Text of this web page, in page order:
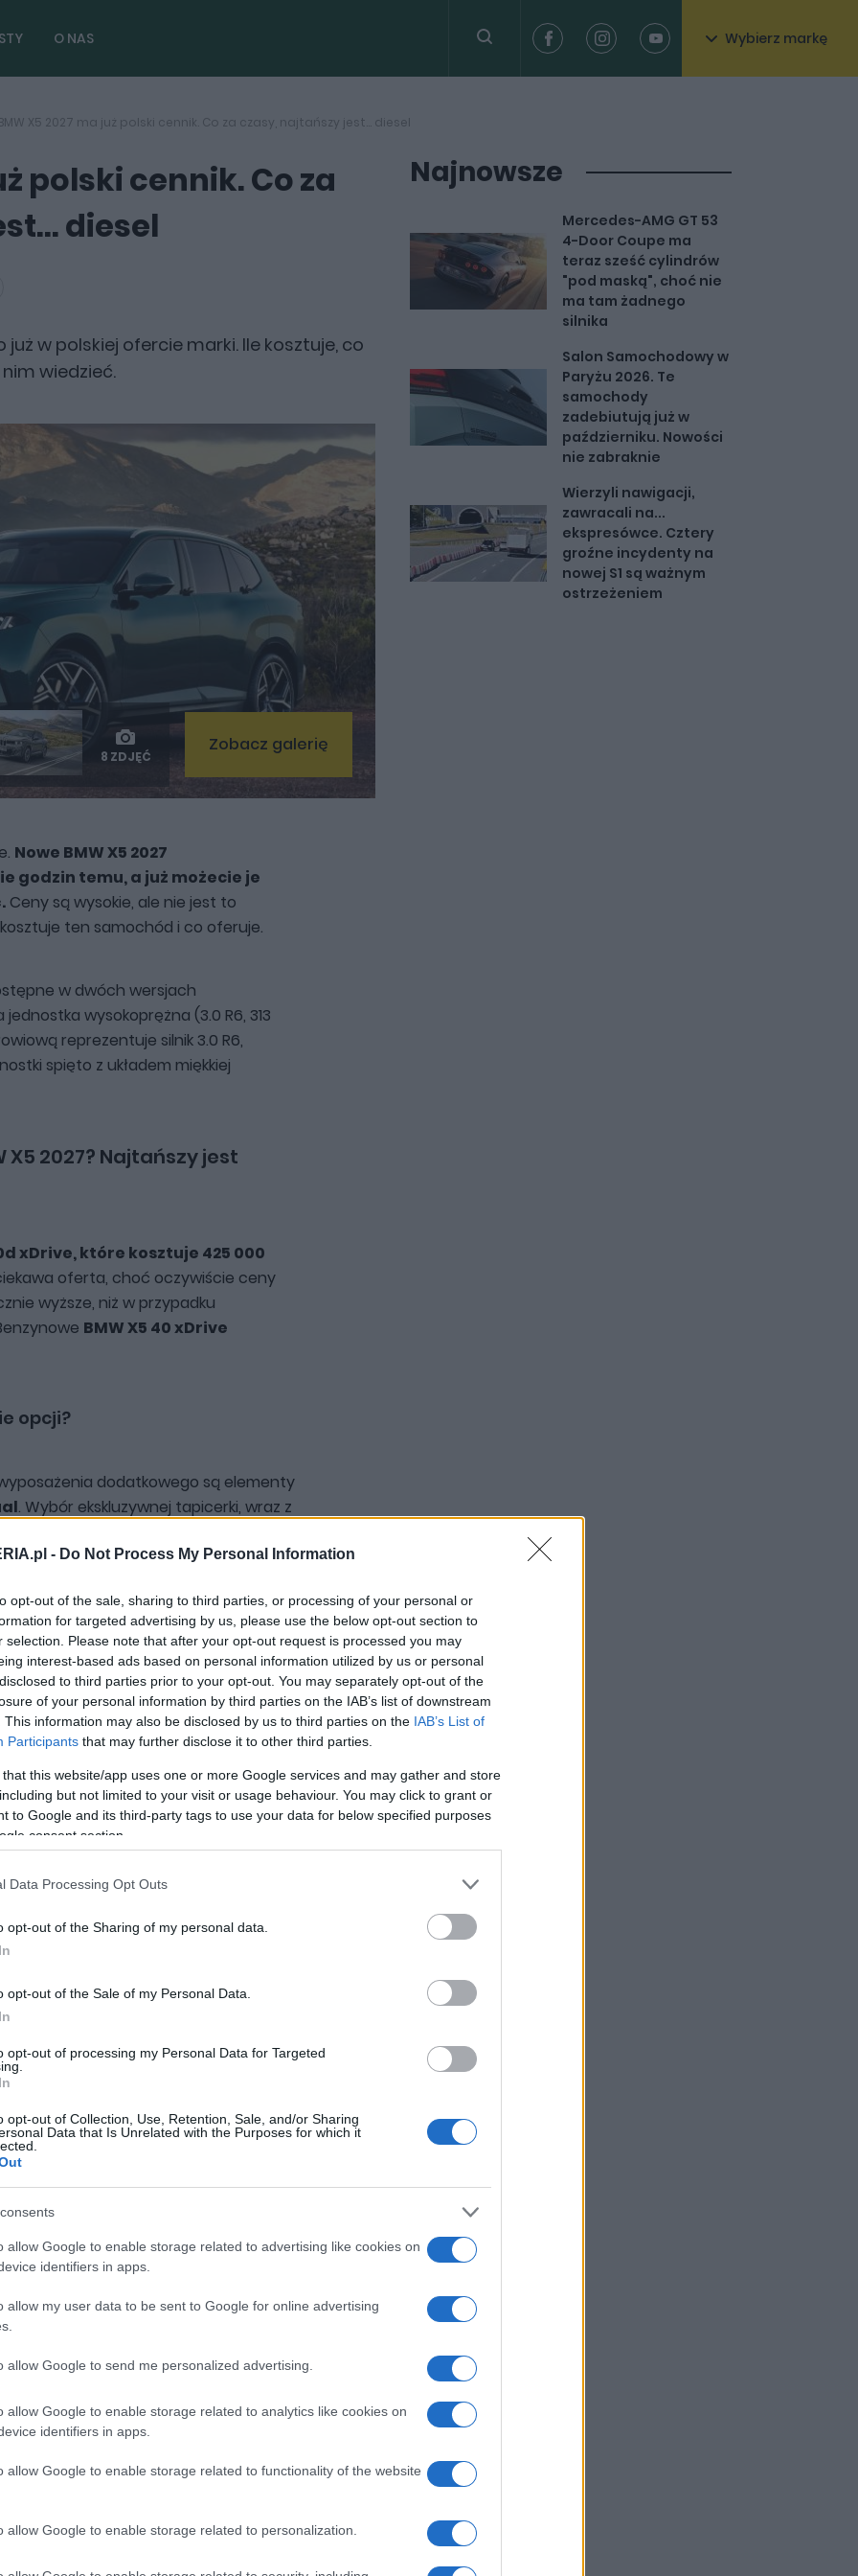
- Do Not Process My Personal Information
opt-out of the sale, sharing to third parties, or processing of your personal or
for targeted advertising by us, please use the below opt-out section to
selection. Please note that after your opt-out request is processed you may
interest-based ads based on personal information utilized by us or personal
to third parties prior to your opt-out. You may separately opt-out of the
of your personal information by third parties on the IAB’s list of downstream
This information may also be disclosed by us to third parties on the IAB’s List of
Participants that may further disclose it to other third parties.
that this website/app uses one or more Google services and may gather and store
but not limited to your visit or usage behaviour. You may click to grant or
to Google and its third-party tags to use your data for below specified purposes
consent section.
Data Processing Opt Outs
opt-out of the Sharing of my personal data.
opt-out of the Sale of my Personal Data.
opt-out of processing my Personal Data for Targeted
opt-out of Collection, Use, Retention, Sale, and/or Sharing
Data that Is Unrelated with the Purposes for which it
allow Google to enable storage related to advertising like cookies on
identifiers in apps.
allow my user data to be sent to Google for online advertising
allow Google to send me personalized advertising.
allow Google to enable storage related to analytics like cookies on
identifiers in apps.
allow Google to enable storage related to functionality of the website
allow Google to enable storage related to personalization.
O NAS Wybierz markę
X5 2027 ma już polski cennik. Co za czasy, najtańszy jest... diesel
polski cennik. Co za
diesel
już w polskiej ofercie marki. Ile kosztuje, co
wiedzieć.
8 ZDJĘĆ
Zobacz galerię
Nowe BMW X5 2027
godzin temu, a już możecie je
Ceny są wysokie, ale nie jest to
ten samochód i co oferuje.
w dwóch wersjach
wysokoprężna (3.0 R6, 313
reprezentuje silnik 3.0 R6,
spięto z układem miękkiej
X5 2027? Najtańszy jest
xDrive, które kosztuje 425 000
oferta, choć oczywiście ceny
wyższe, niż w przypadku
BMW X5 40 xDrive
opcji?
dodatkowego są elementy
. Wybór ekskluzywnej tapicerki, wraz z
wydatek przekraczający
się na pakiet sportowy M, który
znalazło się także adaptacyjne
skrętną tylną osią, wycenione na
kół trzeba dopłacić 13 700 zł, a lakiery
funkcjami wentylacji i masażu za
pozycja w tym
przykład za ekran dla pasażera
kosztuje 6 400 zł
i otwierane elektrycznie, wymagają
czterostrefowa klimatyzacja
zł
Najnowsze
Mercedes-AMG GT 53
4-Door Coupe ma
teraz sześć cylindrów
"pod maską", choć nie
ma tam żadnego
silnika
Salon Samochodowy w
Paryżu 2026. Te
samochody
zadebiutują już w
październiku. Nowości
nie zabraknie
Wierzyli nawigacji,
zawracali na...
ekspresówce. Cztery
groźne incydenty na
nowej S1 są ważnym
ostrzeżeniem